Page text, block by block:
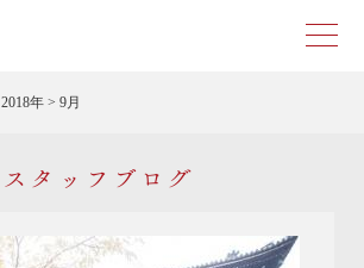
2018年 > 9月
スタッフブログ